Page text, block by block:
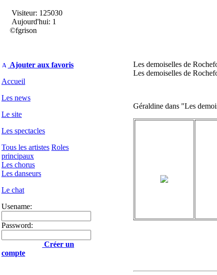
Visiteur: 125030
Aujourd'hui: 1
©fgrison
Ajouter aux favoris
Accueil
Les news
Le site
Les spectacles
Tous les artistes Roles
principaux
Les chorus
Les danseurs
Le chat
Usename:
Password:
Créer un
compte
Les demoiselles de
Les demoiselles de
Géraldine dans "Les